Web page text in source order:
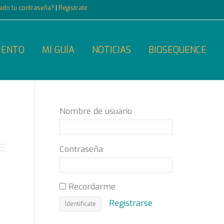
tu contraseña? Registrate
MI GUÍA NOTICIAS BIOSEQUENCE
Nombre de usuario
Contraseña
Recordarme
Registrarse